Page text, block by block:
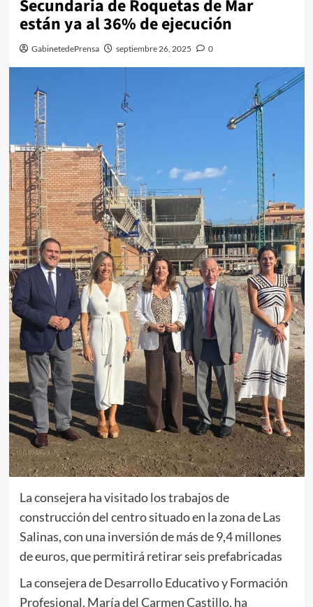
Secundaria de Roquetas de Mar
están ya al 36% de ejecución
GabinetedePrensa septiembre 26, 2025 0
La consejera ha visitado los trabajos de
construcción del centro situado en la zona de Las
Salinas, con una inversión de más de 9,4 millones
de euros, que permitirá retirar seis prefabricadas
La consejera de Desarrollo Educativo y Formación
Profesional, María del Carmen Castillo, ha